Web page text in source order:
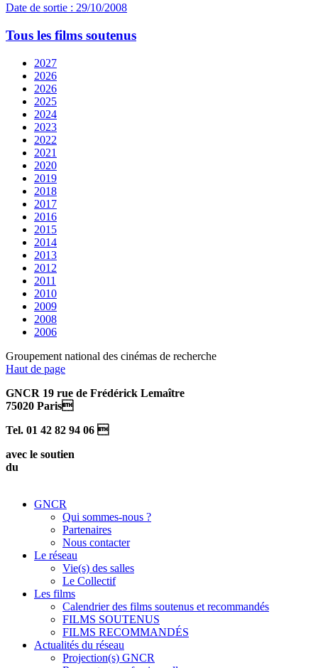
Date de sortie : 29/10/2008
Tous les films soutenus
2027
2026
2026
2025
2024
2023
2022
2021
2020
2019
2018
2017
2016
2015
2014
2013
2012
2011
2010
2009
2008
2006
Groupement national des cinémas de recherche
Haut de page
GNCR 19 rue de Frédérick Lemaître
75020 Paris
Tel. 01 42 82 94 06 
avec le soutien
du
GNCR
Qui sommes-nous ?
Partenaires
Nous contacter
Le réseau
Vie(s) des salles
Le Collectif
Les films
Calendrier des films soutenus et recommandés
FILMS SOUTENUS
FILMS RECOMMANDÉS
Actualités du réseau
Projection(s) GNCR